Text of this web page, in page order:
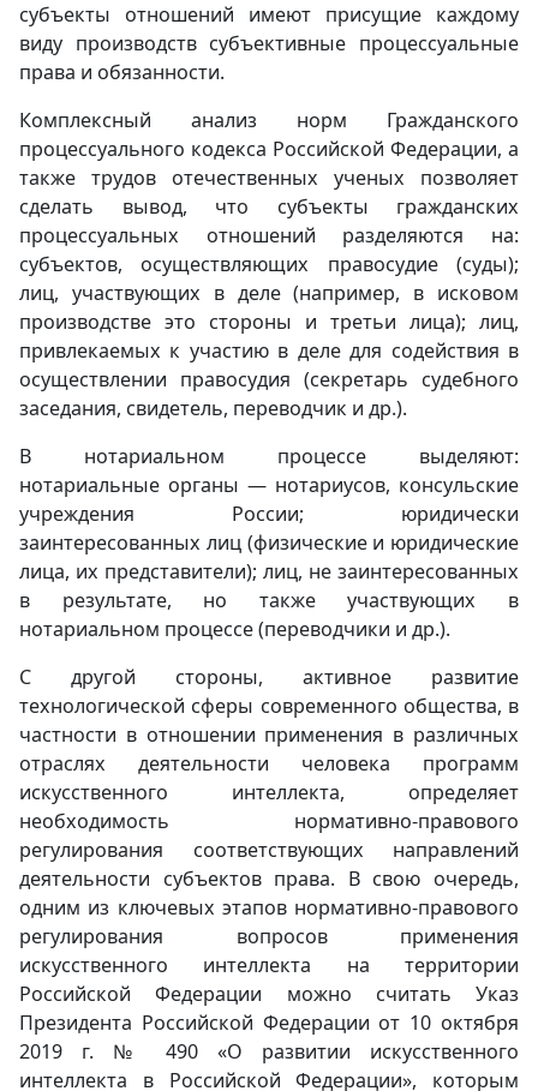
субъекты отношений имеют присущие каждому
виду производств субъективные процессуальные
права и обязанности.
Комплексный анализ норм Гражданского
процессуального кодекса Российской Федерации, а
также трудов отечественных ученых позволяет
сделать вывод, что субъекты гражданских
процессуальных отношений разделяются на:
субъектов, осуществляющих правосудие (суды);
лиц, участвующих в деле (например, в исковом
производстве это стороны и третьи лица); лиц,
привлекаемых к участию в деле для содействия в
осуществлении правосудия (секретарь судебного
заседания, свидетель, переводчик и др.).
В нотариальном процессе выделяют:
нотариальные органы — нотариусов, консульские
учреждения России; юридически
заинтересованных лиц (физические и юридические
лица, их представители); лиц, не заинтересованных
в результате, но также участвующих в
нотариальном процессе (переводчики и др.).
С другой стороны, активное развитие
технологической сферы современного общества, в
частности в отношении применения в различных
отраслях деятельности человека программ
искусственного интеллекта, определяет
необходимость нормативно-правового
регулирования соответствующих направлений
деятельности субъектов права. В свою очередь,
одним из ключевых этапов нормативно-правового
регулирования вопросов применения
искусственного интеллекта на территории
Российской Федерации можно считать Указ
Президента Российской Федерации от 10 октября
2019 г. № 490 «О развитии искусственного
интеллекта в Российской Федерации», которым